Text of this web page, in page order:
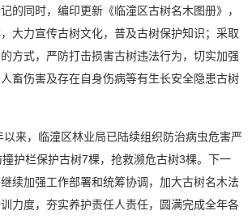
的同时，编印更新《临潼区古树名木图册》，
大力宣传古树文化，普及古树保护知识；采取
方式，严防打击损害古树违法行为，切实加强
畜伤害及存在自身伤病等有生长安全隐患古树
，临潼区林业局已陆续组织防治病虫危害严
护栏保护古树7棵，抢救濒危古树3棵。下一
续加强工作部署和统筹协调，加大古树名木法
力度，夯实养护责任人责任，圆满完成全年各